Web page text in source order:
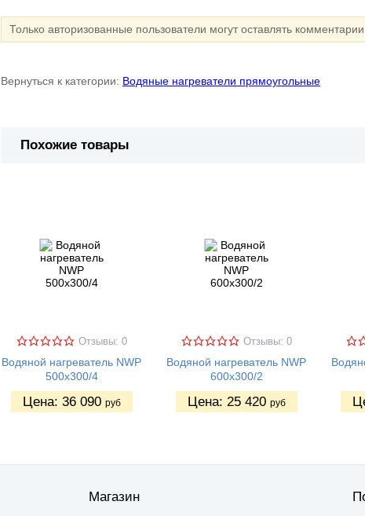
Только авторизованные пользователи могут оставлять комментарии
Вернуться к категории: Водяные нагреватели прямоугольные
Похожие товары
Отзывы: 0
Водяной нагреватель NWP
500х300/4
Цена: 36 090 руб
Отзывы: 0
Водяной нагреватель NWP
600х300/2
Цена: 25 420 руб
Магазин